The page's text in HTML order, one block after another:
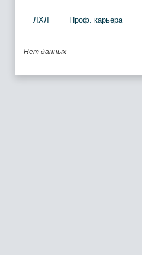
ЛХЛ Проф. карьера
Нет данных